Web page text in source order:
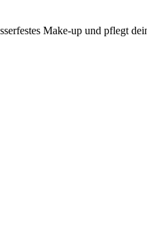
Make-up und pflegt